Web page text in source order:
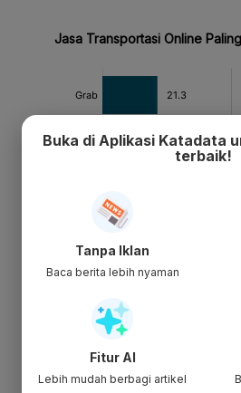
Buka di Aplikasi Katadata
terbaik!
Tanpa Iklan
Baca berita lebih nyaman
Fitur AI
Lebih mudah berbagi artikel